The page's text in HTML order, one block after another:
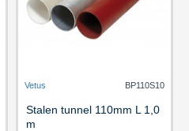
Vetus BP110S10
Stalen tunnel 110mm L 1,0
m